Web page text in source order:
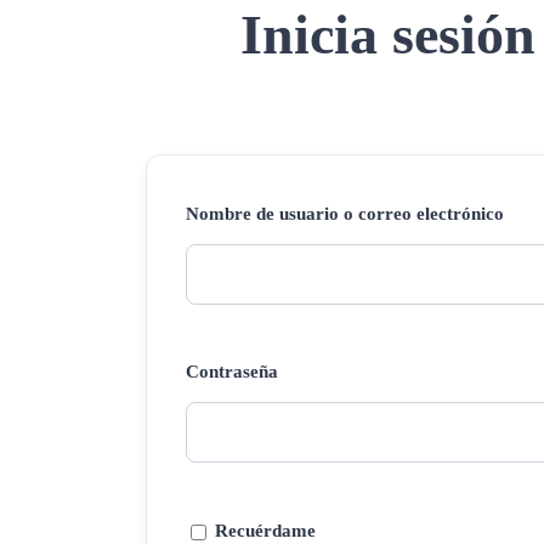
Inicia sesión
Nombre de usuario o correo electrónico
Contraseña
Recuérdame